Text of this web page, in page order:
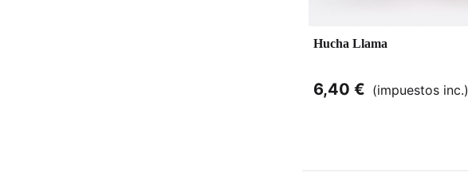
Hucha Llama
6,40 € (impuestos inc.)